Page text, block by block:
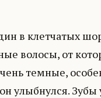
в клетчатых
волосы, от
темные,
улыбнулся. Зубы